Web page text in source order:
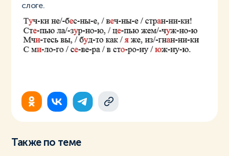
слоге.
Также по теме